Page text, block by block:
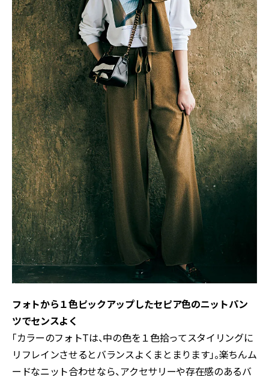
フォトから１色ピックアップしたセピア色のニットパン
ツでセンスよく
「カラーのフォトTは、中の色を１色拾ってスタイリングに
リフレインさせるとバランスよくまとまります」。楽ちんム
ードなニット合わせなら、アクセサリーや存在感のあるバ